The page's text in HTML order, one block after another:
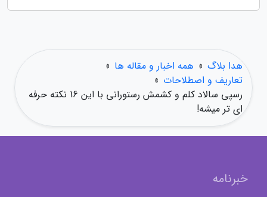
هدا بلاگ » همه اخبار و مقاله ها »
تعاریف و اصطلاحات »
رسپی سالاد کلم و کشمش رستورانی با این 16 نکته حرفه
ای تر میشه!
خبرنامه